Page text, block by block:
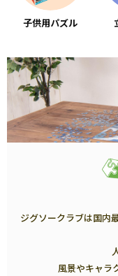
子供用パズル
ジグソークラブは国内
風景やキャラ